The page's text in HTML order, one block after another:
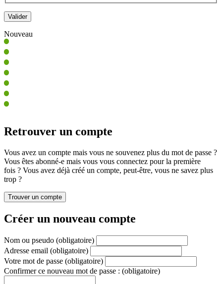
Nouveau
Retrouver un compte
Vous avez un compte mais vous ne souvenez plus du mot de passe ?
Vous êtes abonné-e mais vous vous connectez pour la première
fois ? Vous avez déjà créé un compte, peut-être, vous ne savez plus
trop ?
Créer un nouveau compte
Nom ou pseudo (obligatoire)
Adresse email (obligatoire)
Votre mot de passe (obligatoire)
Confirmer ce nouveau mot de passe : (obligatoire)